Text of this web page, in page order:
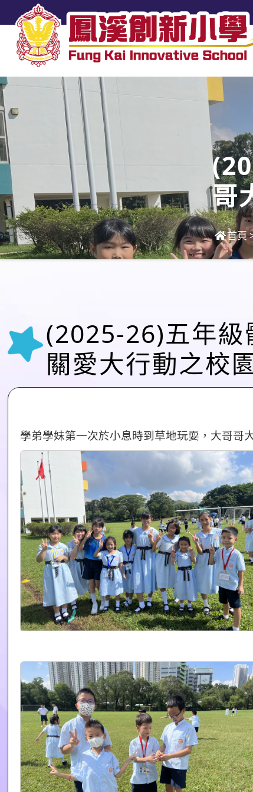
哥
關首頁
(2025-26)五年
關愛大行動之校
學弟學妹第一次於小息時到草地玩耍，大哥哥